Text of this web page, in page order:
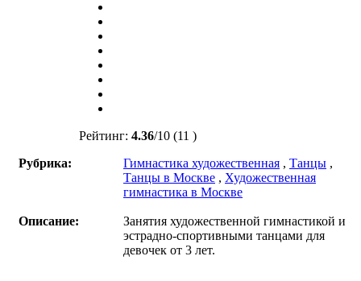
Рейтинг: 4.36/10 (11 )
Рубрика:
Гимнастика художественная , Танцы ,
Танцы в Москве , Художественная
гимнастика в Москве
Описание:
Занятия художественной гимнастикой и
эстрадно-спортивными танцами для
девочек от 3 лет.